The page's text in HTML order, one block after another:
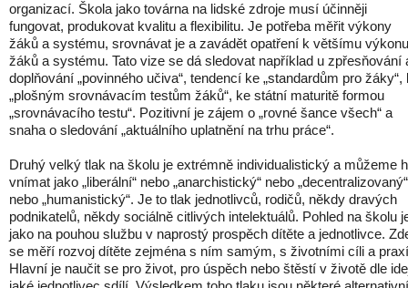
organizací. Škola jako továrna na lidské zdroje musí účinněji
fungovat, produkovat kvalitu a flexibilitu. Je potřeba měřit výkony
žáků a systému, srovnávat je a zavádět opatření k většímu výkonu
žáků a systému. Tato vize se dá sledovat například u zpřesňování
doplňování „povinného učiva“, tendencí ke „standardům pro žáky“,
„plošným srovnávacím testům žáků“, ke státní maturitě formou
„srovnávacího testu“. Pozitivní je zájem o „rovné šance všech“ a
snaha o sledování „aktuálního uplatnění na trhu práce“.
Druhý velký tlak na školu je extrémně individualistický a můžeme
vnímat jako „liberální“ nebo „anarchistický“ nebo „decentralizovaný“
nebo „humanistický“. Je to tlak jednotlivců, rodičů, někdy dravých
podnikatelů, někdy sociálně citlivých intelektuálů. Pohled na školu
jako na pouhou službu v naprostý prospěch dítěte a jednotlivce.
se měří rozvoj dítěte zejména s ním samým, s životními cíli a
Hlavní je naučit se pro život, pro úspěch nebo štěstí v životě dle